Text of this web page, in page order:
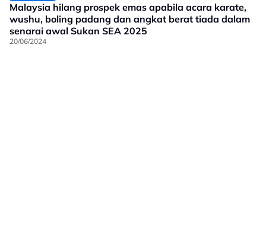
Malaysia hilang prospek emas apabila acara karate,
wushu, boling padang dan angkat berat tiada dalam
senarai awal Sukan SEA 2025
20/06/2024